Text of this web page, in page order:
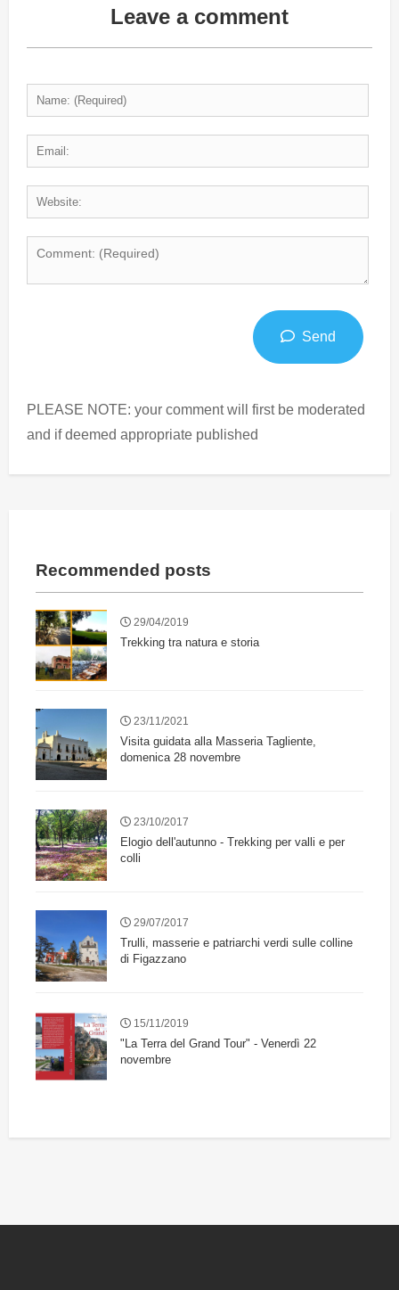
Leave a comment
Send
PLEASE NOTE: your comment will first be moderated
and if deemed appropriate published
Recommended posts
29/04/2019
Trekking tra natura e storia
23/11/2021
Visita guidata alla Masseria Tagliente,
domenica 28 novembre
23/10/2017
Elogio dell'autunno - Trekking per valli e per
colli
29/07/2017
Trulli, masserie e patriarchi verdi sulle colline
di Figazzano
15/11/2019
"La Terra del Grand Tour" - Venerdì 22
novembre